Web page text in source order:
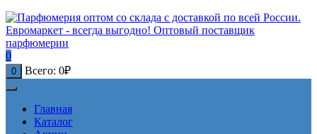
0
0 Всего: 0₽
Главная
Каталог